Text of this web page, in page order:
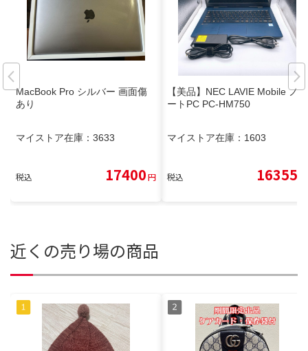
MacBook Pro シルバー 画面傷
あり
マイストア在庫： 3633
税込 17400円
【美品】NEC LAVIE Mobile ノ
ートPC PC-HM750
マイストア在庫： 1603
税込 16355
近くの売り場の商品